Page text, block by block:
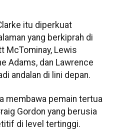
itu diperkuat
yang berkiprah di
McTominay, Lewis
Adams, dan Lawrence
andalan di lini depan.
membawa pemain tertua
Gordon yang berusia
di level tertinggi.